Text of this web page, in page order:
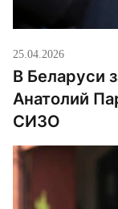
25.04.2026
В Беларуси
Анатолий
СИЗО